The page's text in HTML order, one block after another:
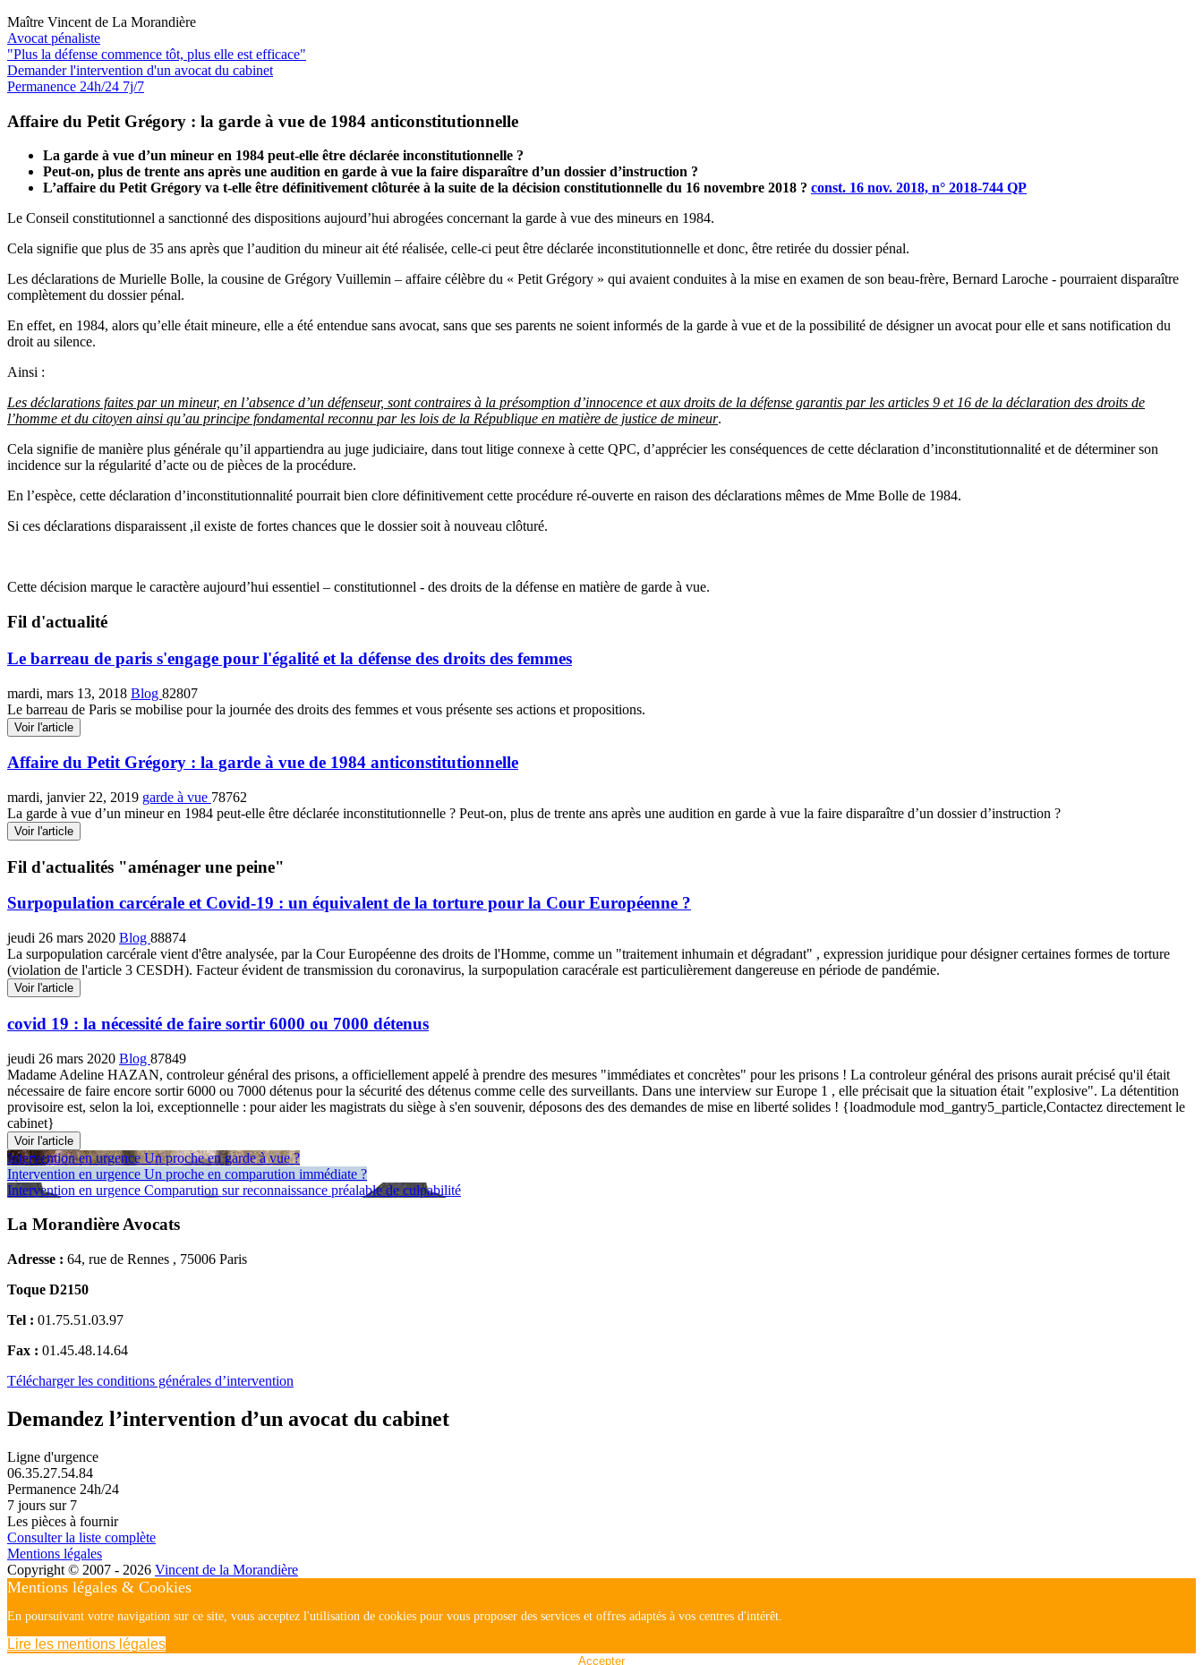
Maître Vincent de La Morandière
Avocat pénaliste
"Plus la défense commence tôt, plus elle est efficace"
Demander l'intervention d'un avocat du cabinet
Permanence 24h/24 7j/7
Affaire du Petit Grégory : la garde à vue de 1984 anticonstitutionnelle
La garde à vue d’un mineur en 1984 peut-elle être déclarée inconstitutionnelle ?
Peut-on, plus de trente ans après une audition en garde à vue la faire disparaître d’un dossier d’instruction ?
L’affaire du Petit Grégory va t-elle être définitivement clôturée à la suite de la décision constitutionnelle du 16 novembre 2018 ? const. 16 nov. 2018, n° 2018-744 QP
Le Conseil constitutionnel a sanctionné des dispositions aujourd’hui abrogées concernant la garde à vue des mineurs en 1984.
Cela signifie que plus de 35 ans après que l’audition du mineur ait été réalisée, celle-ci peut être déclarée inconstitutionnelle et donc, être retirée du dossier pénal.
Les déclarations de Murielle Bolle, la cousine de Grégory Vuillemin – affaire célèbre du « Petit Grégory » qui avaient conduites à la mise en examen de son beau-frère, Bernard Laroche - pourraient disparaître
complètement du dossier pénal.
En effet, en 1984, alors qu’elle était mineure, elle a été entendue sans avocat, sans que ses parents ne soient informés de la garde à vue et de la possibilité de désigner un avocat pour elle et sans notification du
droit au silence.
Ainsi :
Les déclarations faites par un mineur, en l’absence d’un défenseur, sont contraires à la présomption d’innocence et aux droits de la défense garantis par les articles 9 et 16 de la déclaration des droits de
l’homme et du citoyen ainsi qu’au principe fondamental reconnu par les lois de la République en matière de justice de mineur.
Cela signifie de manière plus générale qu’il appartiendra au juge judiciaire, dans tout litige connexe à cette QPC, d’apprécier les conséquences de cette déclaration d’inconstitutionnalité et de déterminer son
incidence sur la régularité d’acte ou de pièces de la procédure.
En l’espèce, cette déclaration d’inconstitutionnalité pourrait bien clore définitivement cette procédure ré-ouverte en raison des déclarations mêmes de Mme Bolle de 1984.
Si ces déclarations disparaissent ,il existe de fortes chances que le dossier soit à nouveau clôturé.
Cette décision marque le caractère aujourd’hui essentiel – constitutionnel - des droits de la défense en matière de garde à vue.
Fil d'actualité
Le barreau de paris s'engage pour l'égalité et la défense des droits des femmes
mardi, mars 13, 2018 Blog 82807
Le barreau de Paris se mobilise pour la journée des droits des femmes et vous présente ses actions et propositions.
Voir l'article
Affaire du Petit Grégory : la garde à vue de 1984 anticonstitutionnelle
mardi, janvier 22, 2019 garde à vue 78762
La garde à vue d’un mineur en 1984 peut-elle être déclarée inconstitutionnelle ? Peut-on, plus de trente ans après une audition en garde à vue la faire disparaître d’un dossier d’instruction ?
Voir l'article
Fil d'actualités "aménager une peine"
Surpopulation carcérale et Covid-19 : un équivalent de la torture pour la Cour Européenne ?
jeudi 26 mars 2020 Blog 88874
La surpopulation carcérale vient d'être analysée, par la Cour Européenne des droits de l'Homme, comme un "traitement inhumain et dégradant" , expression juridique pour désigner certaines formes de torture
(violation de l'article 3 CESDH). Facteur évident de transmission du coronavirus, la surpopulation caracérale est particulièrement dangereuse en période de pandémie.
Voir l'article
covid 19 : la nécessité de faire sortir 6000 ou 7000 détenus
jeudi 26 mars 2020 Blog 87849
Madame Adeline HAZAN, controleur général des prisons, a officiellement appelé à prendre des mesures "immédiates et concrètes" pour les prisons ! La controleur général des prisons aurait précisé qu'il était
nécessaire de faire encore sortir 6000 ou 7000 détenus pour la sécurité des détenus comme celle des surveillants. Dans une interview sur Europe 1 , elle précisait que la situation était "explosive". La détentition
provisoire est, selon la loi, exceptionnelle : pour aider les magistrats du siège à s'en souvenir, déposons des des demandes de mise en liberté solides ! {loadmodule mod_gantry5_particle,Contactez directement le
cabinet}
Voir l'article
Intervention en urgence Un proche en garde à vue ?
Intervention en urgence Un proche en comparution immédiate ?
Intervention en urgence Comparution sur reconnaissance préalable de culpabilité
La Morandière Avocats
Adresse : 64, rue de Rennes , 75006 Paris
Toque D2150
Tel : 01.75.51.03.97
Fax : 01.45.48.14.64
Télécharger les conditions générales d’intervention
Demandez l’intervention d’un avocat du cabinet
Ligne d'urgence
06.35.27.54.84
Permanence 24h/24
7 jours sur 7
Les pièces à fournir
Consulter la liste complète
Mentions légales
Copyright © 2007 - 2026 Vincent de la Morandière
Mentions légales & Cookies
En poursuivant votre navigation sur ce site, vous acceptez l'utilisation de cookies pour vous proposer des services et offres adaptés à vos centres d'intérêt.
Lire les mentions légales
Accepter